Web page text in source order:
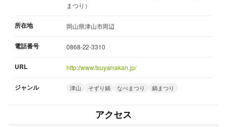
まつり）
所在地 岡山県津山市周辺
電話番号 0868-22-3310
URL http://www.tsuyamakan.jp/
ジャンル 津山 そずり鍋 なべまつり 鍋まつり
アクセス